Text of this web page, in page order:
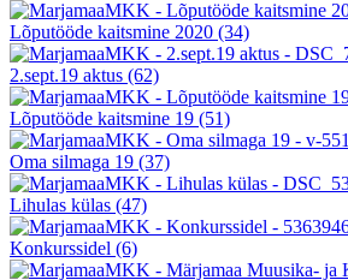
Lõputööde kaitsmine 2020 (34)
2.sept.19 aktus (62)
Lõputööde kaitsmine 19 (51)
Oma silmaga 19 (37)
Lihulas külas (47)
Konkurssidel (6)